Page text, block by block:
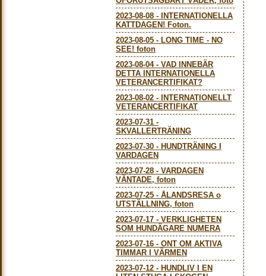
2023-08-08 -
INTERNATIONELLA
KATTDAGEN! Foton.
2023-08-05 - LONG TIME - NO
SEE! foton
2023-08-04- VAD INNEBÄR
DETTA INTERNATIONELLA
VETERANCERTIFIKAT?
2023-08-02 -
INTERNATIONELLT
VETERANCERTIFIKAT
2023-07-31 -
SKVALLERTRÄNING
2023-07-30 - HUNDTRÄNING I
VARDAGEN
2023-07-28 - VARDAGEN
VÄNTADE, foton
2023-07-25 - ÅLANDSRESA o
UTSTÄLLNING, foton
2023-07-17 - VERKLIGHETEN
SOM HUNDÄGARE NUMERA
2023-07-16 - ONT OM AKTIVA
TIMMAR I VÄRMEN
2023-07-12 - HUNDLIV I EN